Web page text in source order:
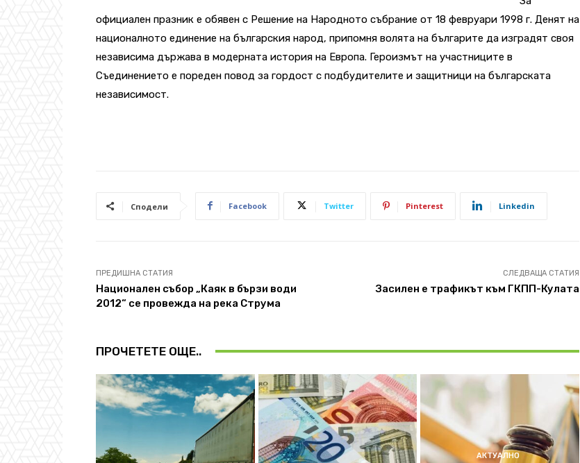
официален празник е обявен с Решение на Народното събрание от 18 февруари 1998 г. Денят на
националното единение на българския народ, припомня волята на българите да изградят своя
независима държава в модерната история на Европа. Героизмът на участниците в
Съединението е пореден повод за гордост с подбудителите и защитници на българската
независимост.
Сподели Facebook Twitter Pinterest Linkedin
ПРЕДИШНА СТАТИЯ
Национален събор „Каяк в бързи води
2012“ се провежда на река Струма
СЛЕДВАЩА СТАТИЯ
Засилен е трафикът към ГКПП-Кулата
ПРОЧЕТЕТЕ ОЩЕ..
АКТУАЛНО